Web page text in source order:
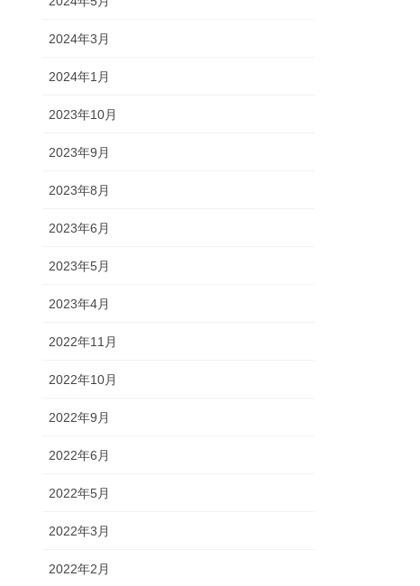
2024年3月
2024年1月
2023年10月
2023年9月
2023年8月
2023年6月
2023年5月
2023年4月
2022年11月
2022年10月
2022年9月
2022年6月
2022年5月
2022年3月
2022年2月